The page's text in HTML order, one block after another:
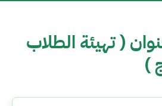
( تهيئة الطلاب
)